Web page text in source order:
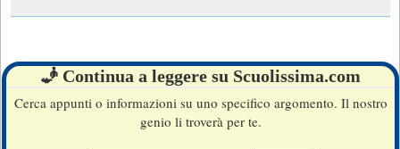
🧞 Continua a leggere su Scuolissima.com
Cerca appunti o informazioni su uno specifico argomento. Il nostro
genio li troverà per te.